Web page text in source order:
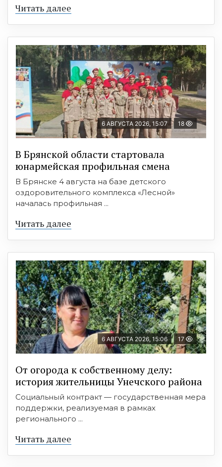
Читать далее
6 АВГУСТА 2026, 15:07 18
В Брянской области стартовала
юнармейская профильная смена
В Брянске 4 августа на базе детского
оздоровительного комплекса «Лесной»
началась профильная ...
Читать далее
6 АВГУСТА 2026, 15:06 17
От огорода к собственному делу:
история жительницы Унечского района
Социальный контракт — государственная мера
поддержки, реализуемая в рамках
регионального ...
Читать далее